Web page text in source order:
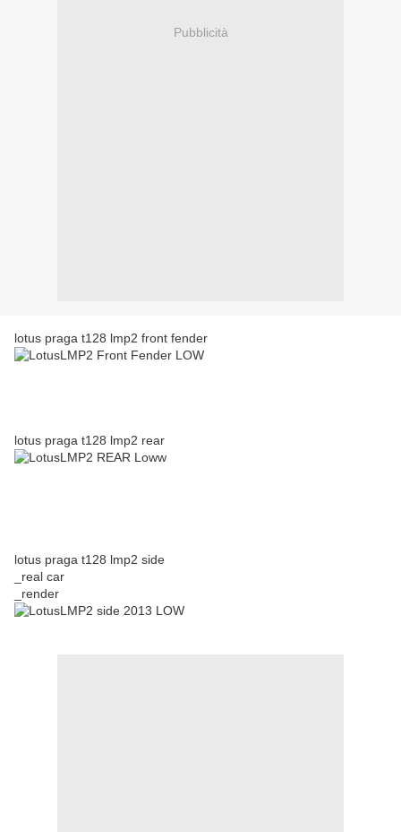
Pubblicità
lotus praga t128 lmp2 front fender
lotus praga t128 lmp2 rear
lotus praga t128 lmp2 side
_real car
_render